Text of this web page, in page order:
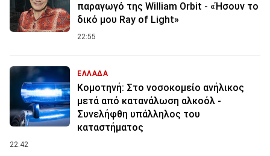
παραγωγό της William Orbit - «Ήσουν το
δικό μου Ray of Light»
22:55
ΕΛΛΑΔΑ
Κομοτηνή: Στο νοσοκομείο ανήλικος
μετά από κατανάλωση αλκοόλ -
Συνελήφθη υπάλληλος του
καταστήματος
22:42